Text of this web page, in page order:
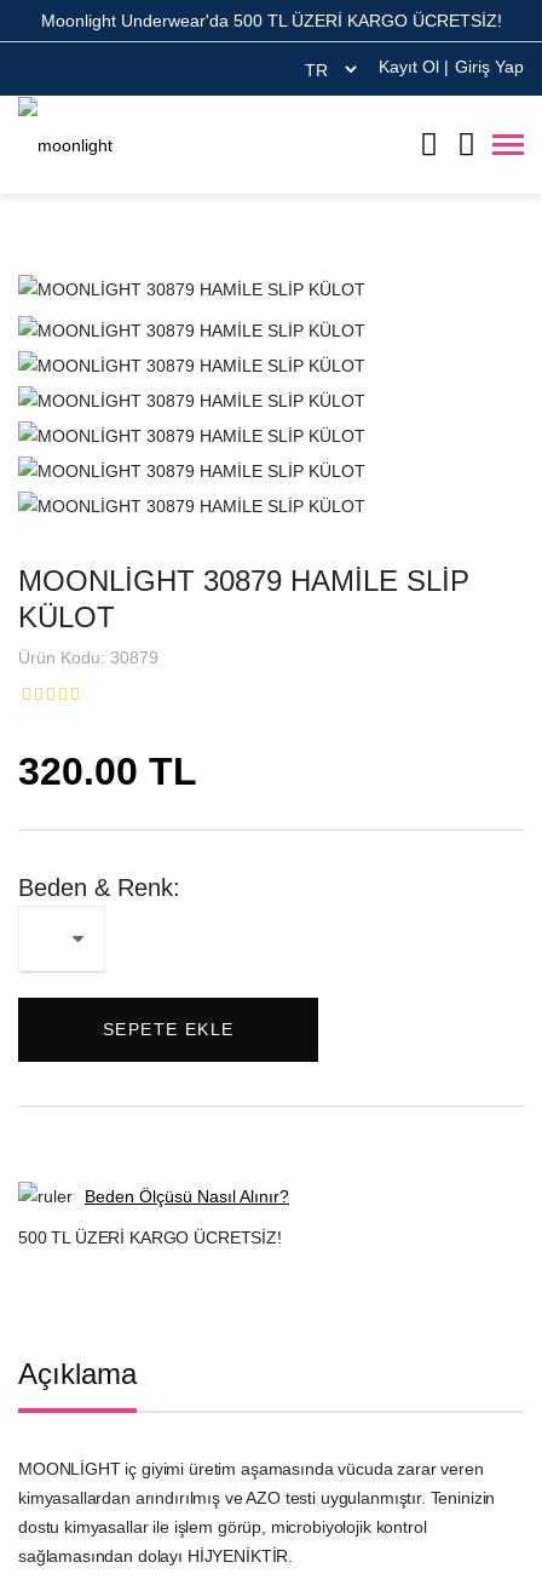
Moonlight Underwear'da 500 TL ÜZERİ KARGO ÜCRETSİZ!
Giriş Yap
Kayıt Ol |
MOONLİGHT 30879 HAMİLE SLİP
KÜLOT
Ürün Kodu: 30879
320.00 TL
Beden & Renk:
SEPETE EKLE
Beden Ölçüsü Nasıl Alınır?
500 TL ÜZERİ KARGO ÜCRETSİZ!
Açıklama
MOONLİGHT iç giyimi üretim aşamasında vücuda zarar veren
kimyasallardan arındırılmış ve AZO testi uygulanmıştır. Teninizin
dostu kimyasallar ile işlem görüp, microbiyolojik kontrol
sağlamasından dolayı HİJYENİKTİR.